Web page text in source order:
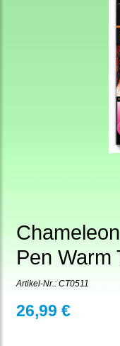
Pen Warm
Artikel-Nr.: CT0511
26,99 €